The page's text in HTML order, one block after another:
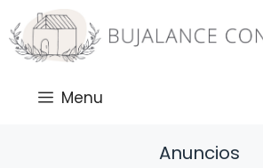
Saltar
al
contenido
Menu
Anuncios